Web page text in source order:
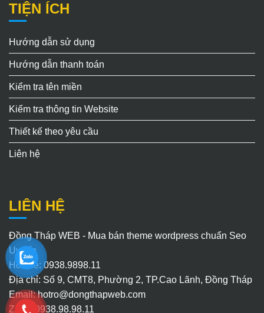
TIỆN ÍCH
Hướng dẫn sử dụng
Hướng dẫn thanh toán
Kiểm tra tên miền
Kiểm tra thông tin Website
Thiết kế theo yêu cầu
Liên hệ
LIÊN HỆ
Đồng Tháp WEB - Mua bán theme wordpress chuẩn Seo
Uy Tín
Hotline: 0938.9898.11
Địa chỉ: Số 9, CMT8, Phường 2, TP.Cao Lãnh, Đồng Tháp
Email:hotro@dongthapweb.com
Zalo : 0938.98.98.11